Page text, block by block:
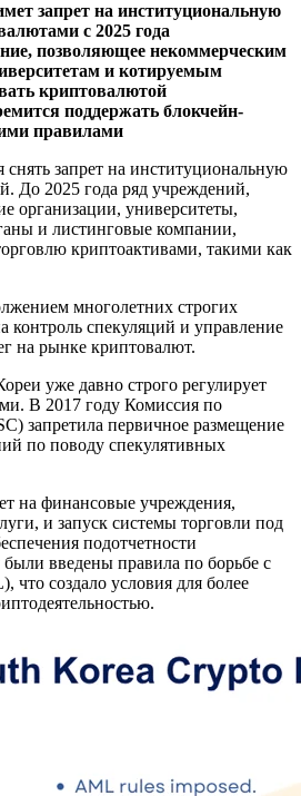
запрет на институциональную
с 2025 года
позволяющее некоммерческим
и котируемым
криптовалютой
поддержать блокчейн-
правилами
запрет на институциональную
До 2025 года ряд учреждений,
организации, университеты,
и листинговые компании,
криптоактивами, такими как
многолетних строгих
контроль спекуляций и управление
на рынке криптовалют.
уже давно строго регулирует
В 2017 году Комиссия по
запретила первичное размещение
по поводу спекулятивных
на финансовые учреждения,
и запуск системы торговли под
подотчетности
введены правила по борьбе с
что создало условия для более